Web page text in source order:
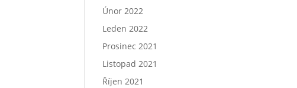
Únor 2022
Leden 2022
Prosinec 2021
Listopad 2021
Říjen 2021